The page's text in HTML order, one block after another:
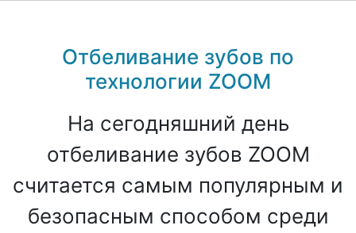
Отбеливание зубов по
технологии ZOOM
На сегодняшний день
отбеливание зубов ZOOM
считается самым популярным и
безопасным способом среди